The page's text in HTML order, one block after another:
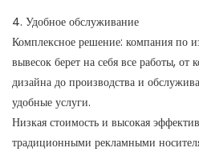
4. Удобное обслуживание
Комплексное решение: компания по
вывесок берет на себя все работы, от
дизайна до производства и
удобные услуги.
Низкая стоимость и высокая
традиционными рекламными